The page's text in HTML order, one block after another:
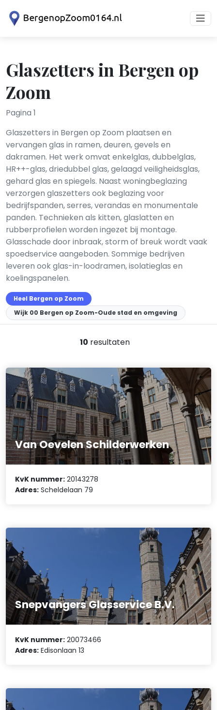
Glaszetters in Bergen op
Zoom
Pagina 1
Glaszetters in Bergen op Zoom plaatsen en
vervangen glas in ramen, deuren, gevels en
dakramen. Het werk omvat enkelglas, dubbelglas,
HR++-glas, driedubbel glas, gelaagd veiligheidsglas,
gehard glas en spiegels. Naast woningbeglazing
verzorgen glaszetters ook beglazing voor
bedrijfspanden, serres, verandas en monumentale
panden. Technieken als kitten, glaslatten en
rubberprofielen worden ingezet bij montage.
Glasschade door inbraak, storm of breuk wordt vaak
spoedservice aangeboden. Sommige bedrijven
leveren ook glas-in-loodramen, isolatieglas en
koelingspanelen.
Heel Bergen op Zoom
Wijk 00 Bergen op Zoom-Oude stad en omgeving
10 resultaten
Van Oevelen Schilderwerken
KvK nummer: 20143278
Adres: Scheldelaan 79
Snepvangers Glasservice B.V.
KvK nummer: 20073466
Adres: Edisonlaan 13